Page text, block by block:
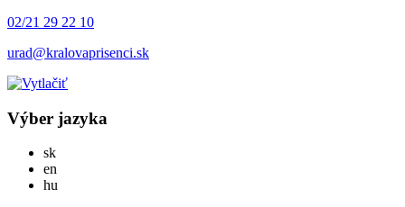
02/21 29 22 10
urad@kralovaprisenci.sk
Výber jazyka
skSlovensky
en
hu